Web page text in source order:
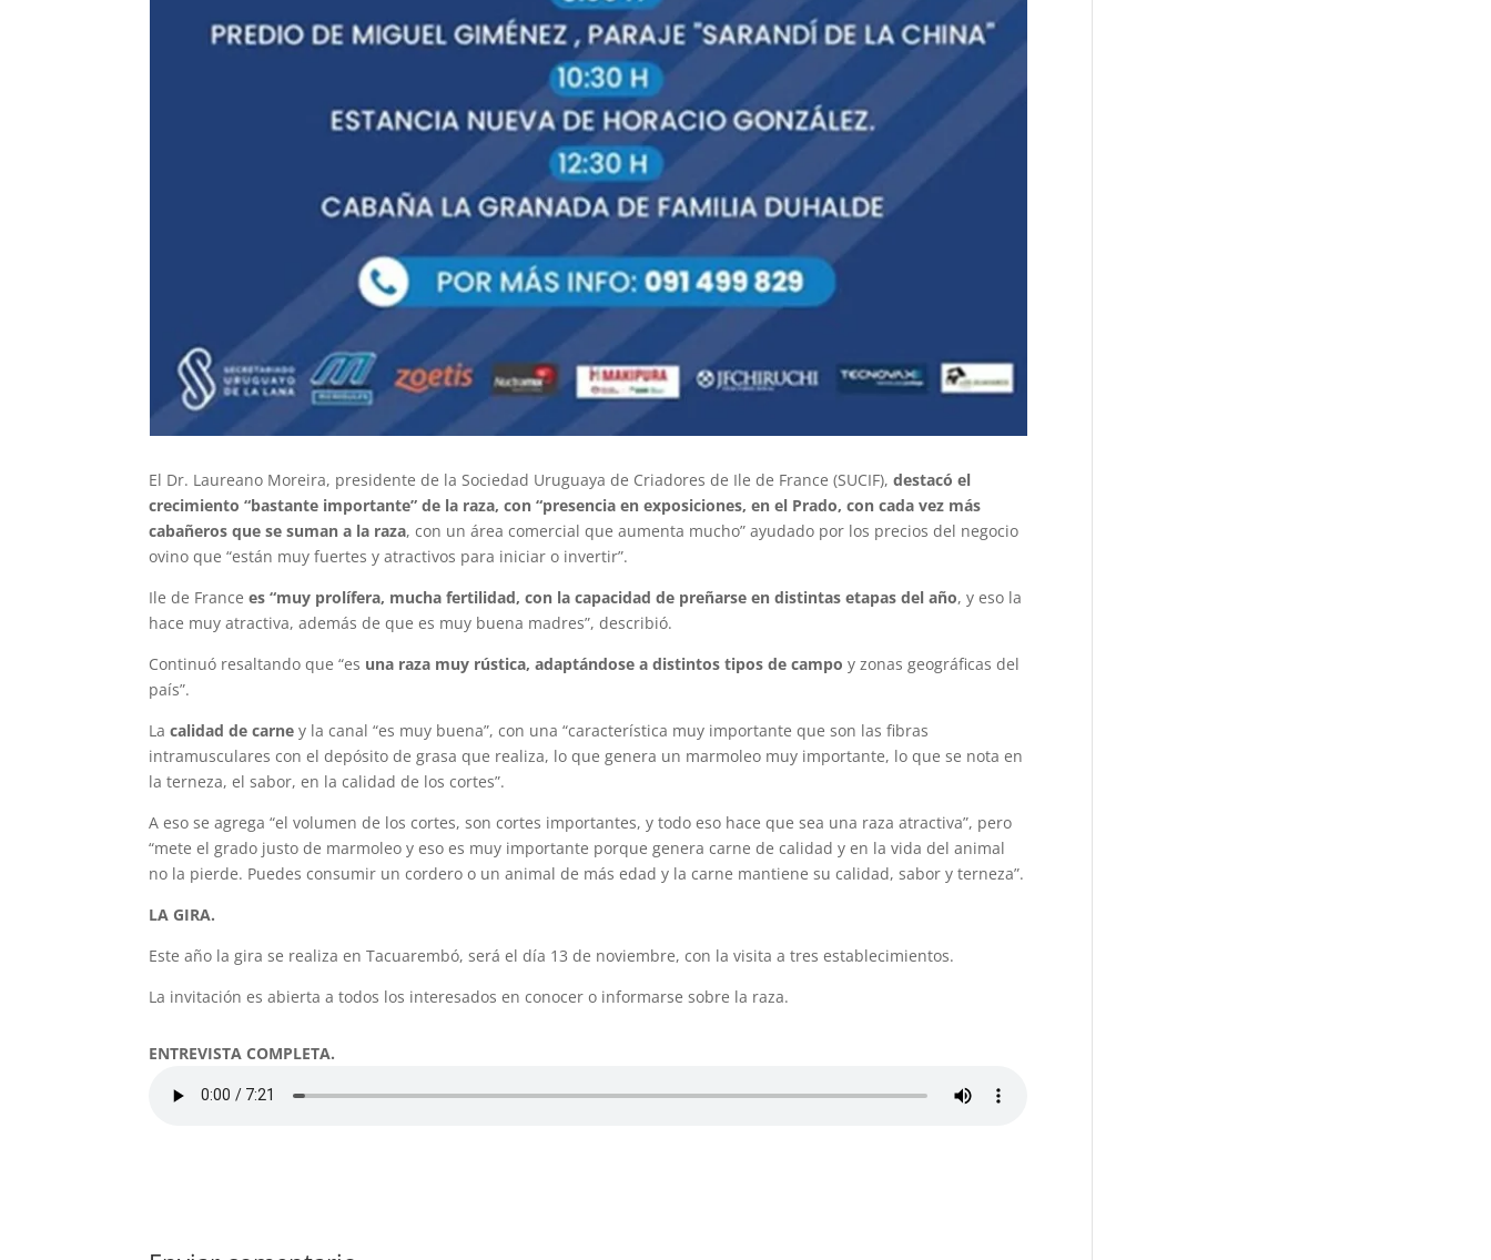
El Dr. Laureano Moreira, presidente de la Sociedad Uruguaya de Criadores de Ile de France (SUCIF),destacó el
crecimiento “bastante importante” de la raza, con “presencia en exposiciones, en el Prado, con cada vez más
cabañeros que se suman a la raza, con un área comercial que aumenta mucho” ayudado por los precios del negocio
ovino que “están muy fuertes y atractivos para iniciar o invertir”.
Ile de Francees “muy prolífera, mucha fertilidad, con la capacidad de preñarse en distintas etapas del año, y eso la
hace muy atractiva, además de que es muy buena madres”, describió.
Continuó resaltando que “es una raza muy rústica, adaptándose a distintos tipos de campo y zonas geográficas del
país”.
Lacalidad de carne y la canal “es muy buena”, con una “característica muy importante que son las fibras
intramusculares con el depósito de grasa que realiza, lo que genera un marmoleo muy importante, lo que se nota en
la terneza, el sabor, en la calidad de los cortes”.
A eso se agrega “el volumen de los cortes, son cortes importantes, y todo eso hace que sea una raza atractiva”, pero
“mete el grado justo de marmoleo y eso es muy importante porque genera carne de calidad y en la vida del animal
no la pierde. Puedes consumir un cordero o un animal de más edad y la carne mantiene su calidad, sabor y terneza”.
LA GIRA.
Este año la gira se realiza en Tacuarembó, será el día 13 de noviembre, con la visita a tres establecimientos.
La invitación es abierta a todos los interesados en conocer o informarse sobre la raza.
ENTREVISTA COMPLETA.